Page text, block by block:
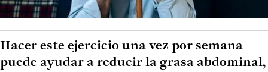
Hacer este ejercicio una vez por semana
puede ayudar a reducir la grasa abdominal,